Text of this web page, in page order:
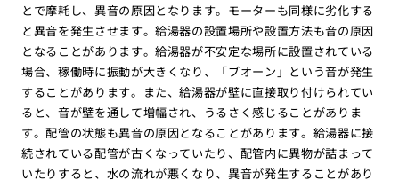
とで摩耗し、異音の原因となります。モーターも同様に劣化する
と異音を発生させます。給湯器の設置場所や設置方法も音の原因
となることがあります。給湯器が不安定な場所に設置されている
場合、稼働時に振動が大きくなり、「ブオーン」という音が発生
することがあります。また、給湯器が壁に直接取り付けられてい
ると、音が壁を通して増幅され、うるさく感じることがありま
す。配管の状態も異音の原因となることがあります。給湯器に接
続されている配管が古くなっていたり、配管内に異物が詰まって
いたりすると、水の流れが悪くなり、異音が発生することがあり